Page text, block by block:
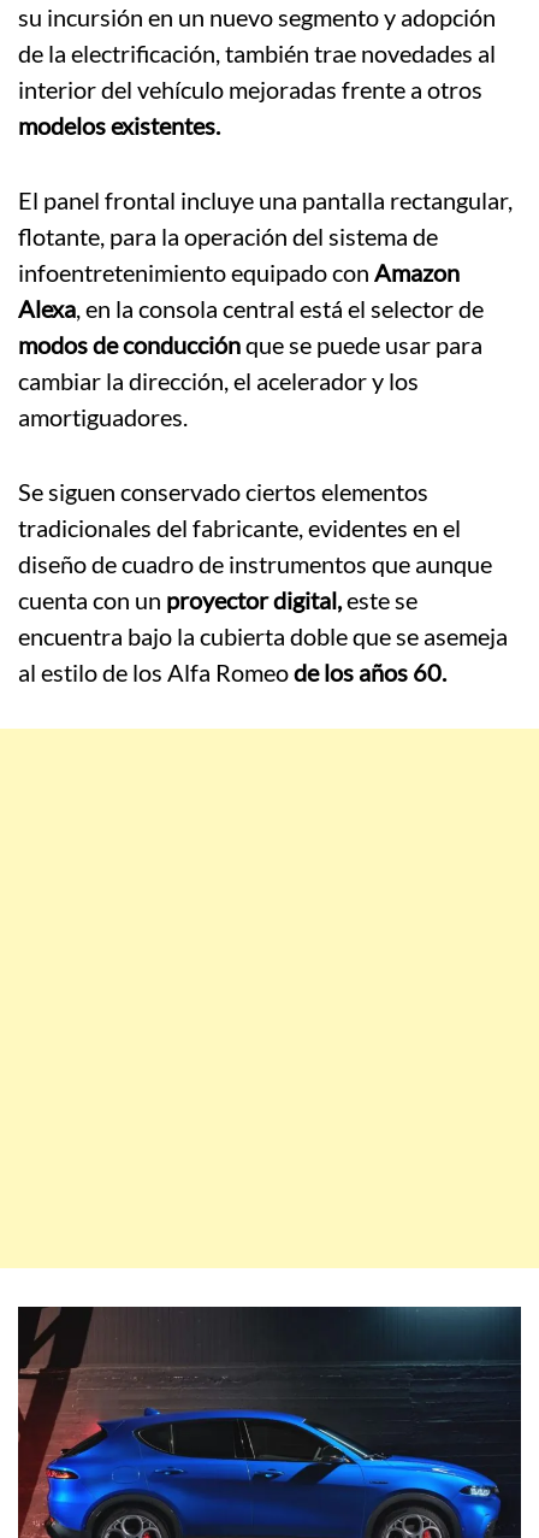
su incursión en un nuevo segmento y adopción
de la electrificación, también trae novedades al
interior del vehículo mejoradas frente a otros
modelos existentes.
El panel frontal incluye una pantalla rectangular,
flotante, para la operación del sistema de
infoentretenimiento equipado con Amazon
Alexa, en la consola central está el selector de
modos de conducciónque se puede usar para
cambiar la dirección, el acelerador y los
amortiguadores.
Se siguen conservado ciertos elementos
tradicionales del fabricante, evidentes en el
diseño de cuadro de instrumentos que aunque
cuenta con un proyector digital,este se
encuentra bajo la cubierta doble que se asemeja
al estilo de los Alfa Romeode los años 60.